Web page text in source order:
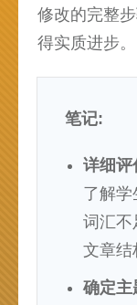
修改的完整
得实质进步
笔记:
详细评
了解学
词汇不
文章结
确定主